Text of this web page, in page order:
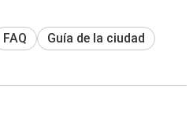
FAQ Guía de la ciudad